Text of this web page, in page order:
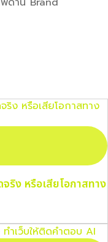
ง หรือเสียโอกาสทาง